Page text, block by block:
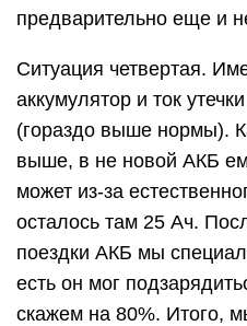
предварительно еще и
Ситуация четвертая.
аккумулятор и ток
(гораздо выше нормы).
выше, в не новой АКБ
может из-за
осталось там 25 Ач.
поездки АКБ мы
есть он мог
скажем на 80%. Итого,